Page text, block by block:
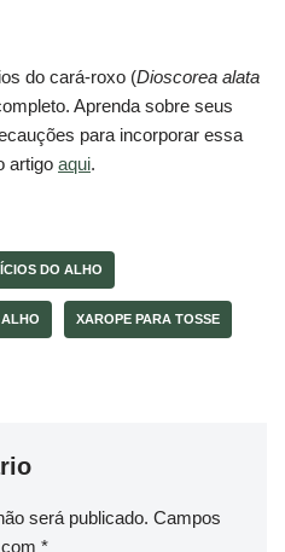
do cará-roxo (Dioscorea alata
Aprenda sobre seus
para incorporar essa
artigo aqui.
DO ALHO
XAROPE PARA TOSSE
será publicado. Campos
*